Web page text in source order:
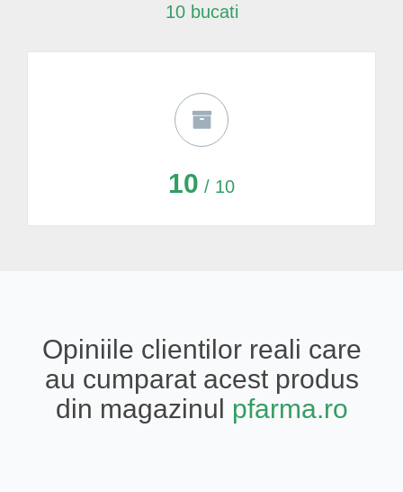
10 bucati
10 / 10
Opiniile clientilor reali care
au cumparat acest produs
din magazinul pfarma.ro